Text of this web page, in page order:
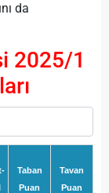
da
2025/1
Taban
Puan
Tavan
Puan